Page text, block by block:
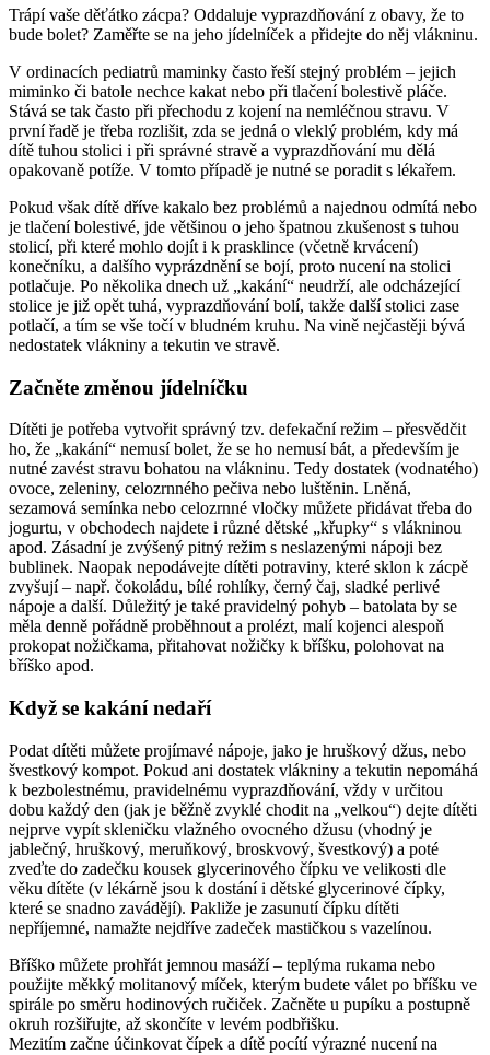
Trápí vaše děťátko zácpa? Oddaluje vyprazdňování z obavy, že to
bude bolet? Zaměřte se na jeho jídelníček a přidejte do něj vlákninu.
V ordinacích pediatrů maminky často řeší stejný problém – jejich
miminko či batole nechce kakat nebo při tlačení bolestivě pláče.
Stává se tak často při přechodu z kojení na nemléčnou stravu. V
první řadě je třeba rozlišit, zda se jedná o vleklý problém, kdy má
dítě tuhou stolici i při správné stravě a vyprazdňování mu dělá
opakovaně potíže. V tomto případě je nutné se poradit s lékařem.
Pokud však dítě dříve kakalo bez problémů a najednou odmítá nebo
je tlačení bolestivé, jde většinou o jeho špatnou zkušenost s tuhou
stolicí, při které mohlo dojít i k prasklince (včetně krvácení)
konečníku, a dalšího vyprázdnění se bojí, proto nucení na stolici
potlačuje. Po několika dnech už „kakání“ neudrží, ale odcházející
stolice je již opět tuhá, vyprazdňování bolí, takže další stolici zase
potlačí, a tím se vše točí v bludném kruhu. Na vině nejčastěji bývá
nedostatek vlákniny a tekutin ve stravě.
Začněte změnou jídelníčku
Dítěti je potřeba vytvořit správný tzv. defekační režim – přesvědčit
ho, že „kakání“ nemusí bolet, že se ho nemusí bát, a především je
nutné zavést stravu bohatou na vlákninu. Tedy dostatek (vodnatého)
ovoce, zeleniny, celozrnného pečiva nebo luštěnin. Lněná,
sezamová semínka nebo celozrnné vločky můžete přidávat třeba do
jogurtu, v obchodech najdete i různé dětské „křupky“ s vlákninou
apod. Zásadní je zvýšený pitný režim s neslazenými nápoji bez
bublinek. Naopak nepodávejte dítěti potraviny, které sklon k zácpě
zvyšují – např. čokoládu, bílé rohlíky, černý čaj, sladké perlivé
nápoje a další. Důležitý je také pravidelný pohyb – batolata by se
měla denně pořádně proběhnout a prolézt, malí kojenci alespoň
prokopat nožičkama, přitahovat nožičky k bříšku, polohovat na
bříško apod.
Když se kakání nedaří
Podat dítěti můžete projímavé nápoje, jako je hruškový džus, nebo
švestkový kompot. Pokud ani dostatek vlákniny a tekutin nepomáhá
k bezbolestnému, pravidelnému vyprazdňování, vždy v určitou
dobu každý den (jak je běžně zvyklé chodit na „velkou“) dejte dítěti
nejprve vypít skleničku vlažného ovocného džusu (vhodný je
jablečný, hruškový, meruňkový, broskvový, švestkový) a poté
zveďte do zadečku kousek glycerinového čípku ve velikosti dle
věku dítěte (v lékárně jsou k dostání i dětské glycerinové čípky,
které se snadno zavádějí). Pakliže je zasunutí čípku dítěti
nepříjemné, namažte nejdříve zadeček mastičkou s vazelínou.
Bříško můžete prohřát jemnou masáží – teplýma rukama nebo
použijte měkký molitanový míček, kterým budete válet po bříšku ve
spirále po směru hodinových ručiček. Začněte u pupíku a postupně
okruh rozšiřujte, až skončíte v levém podbřišku.
Mezitím začne účinkovat čípek a dítě pocítí výrazné nucení na